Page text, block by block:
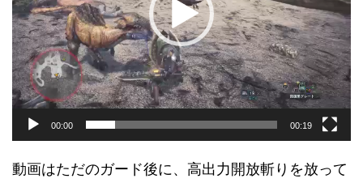
00:00 00:19
動画はただのガード後に、高出力開放斬りを放って